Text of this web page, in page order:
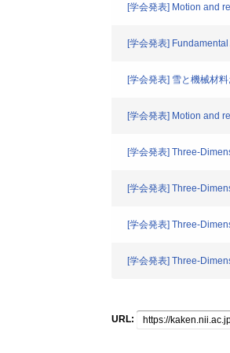
[学会発表] Motion and
[学会発表]
[学会発表] 雪と機械材
[学会発表] Motion and
[学会発表] Three-
[学会発表] Three-
[学会発表] Three-
[学会発表] Three-
URL: